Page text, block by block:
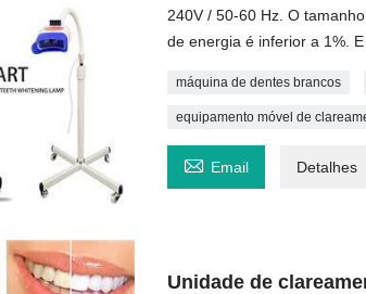
240V / 50-60 Hz. O
de energia é inferior a 1%.
máquina de dentes brancos
equipamento móvel de
 Email Detalhes
Unidade de